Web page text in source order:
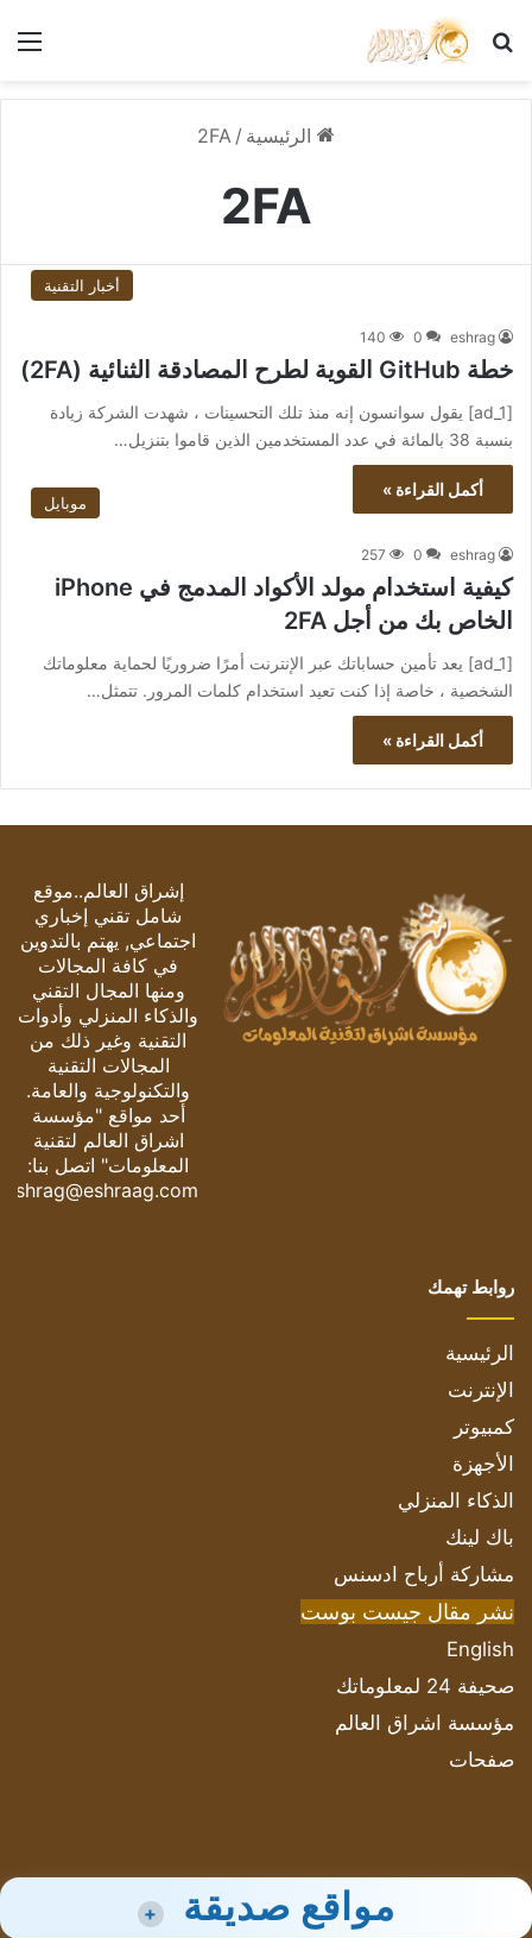
بحث عن
الرئيسية /
2FA
2FA
أخبار التقنية
eshrag
0
140
خطة GitHub القوية لطرح المصادقة الثنائية (2FA)
[ad_1] يقول سوانسون إنه منذ تلك التحسينات ، شهدت الشركة زيادة
بنسبة 38 بالمائة في عدد المستخدمين الذين قاموا بتنزيل…
أكمل القراءة »
موبايل
eshrag
0
257
كيفية استخدام مولد الأكواد المدمج في iPhone
الخاص بك من أجل 2FA
[ad_1] يعد تأمين حساباتك عبر الإنترنت أمرًا ضروريًا لحماية معلوماتك
الشخصية ، خاصة إذا كنت تعيد استخدام كلمات المرور. تتمثل…
أكمل القراءة »
إشراق العالم..موقع
شامل تقني إخباري
اجتماعي, يهتم بالتدوين
في كافة المجالات
ومنها المجال التقني
والذكاء المنزلي وأدوات
التقنية وغير ذلك من
المجالات التقنية
والتكنولوجية والعامة.
أحد مواقع "مؤسسة
اشراق العالم لتقنية
المعلومات" اتصل بنا:
eshrag@eshraag.com
روابط تهمك
الرئيسية
الإنترنت
كمبيوتر
الأجهزة
الذكاء المنزلي
باك لينك
مشاركة أرباح ادسنس
نشر مقال جيست بوست
English
صحيفة 24 لمعلوماتك
مؤسسة اشراق العالم
صفحات
مواقع صديقة +